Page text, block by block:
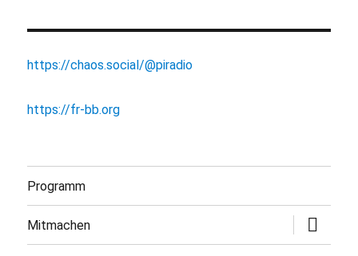
https://chaos.social/@piradio
https://fr-bb.org
Programm
Mitmachen
öffnen